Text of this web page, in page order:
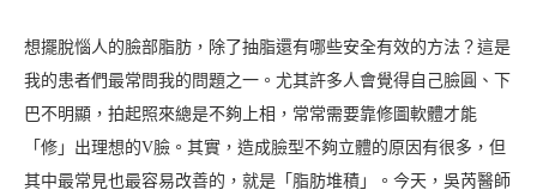
想擺脫惱人的臉部脂肪，除了抽脂還有哪些安全有效的方法？這是
我的患者們最常問我的問題之一。尤其許多人會覺得自己臉圓、下
巴不明顯，拍起照來總是不夠上相，常常需要靠修圖軟體才能
「修」出理想的V臉。其實，造成臉型不夠立體的原因有很多，但
其中最常見也最容易改善的，就是「脂肪堆積」。今天，吳芮醫師